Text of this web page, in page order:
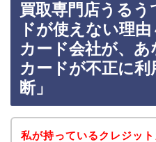
買取専門店うる
ドが使えない理
カード会社が、
カードが不正に
断」
私が持っているクレジッ